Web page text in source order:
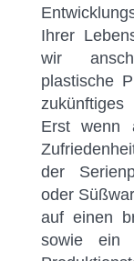
Ihrer
wir
plastische
Erst wenn
der
oder
auf einen
sowie ein